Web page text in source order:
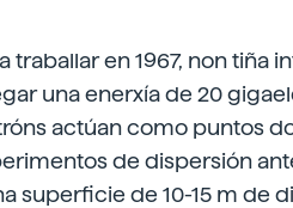
traballar en 1967, non tiña
una enerxía de 20
actúan como puntos
de dispersión
superficie de 10-15 m de